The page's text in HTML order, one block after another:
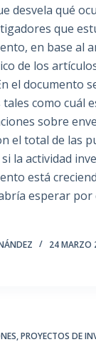
desvela qué
que
en base al
de los
el documento
como cuál
sobre
el total de las
la actividad
está
esperar
24 MARZO
,PROYECTOS DE